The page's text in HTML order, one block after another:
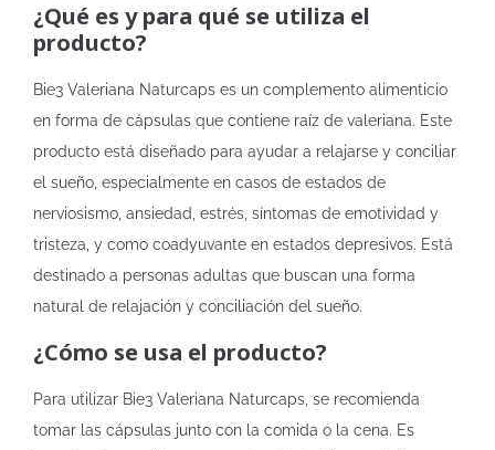
¿Qué es y para qué se utiliza el
producto?
Bie3 Valeriana Naturcaps es un complemento alimenticio
en forma de cápsulas que contiene raíz de valeriana. Este
producto está diseñado para ayudar a relajarse y conciliar
el sueño, especialmente en casos de estados de
nerviosismo, ansiedad, estrés, síntomas de emotividad y
tristeza, y como coadyuvante en estados depresivos. Está
destinado a personas adultas que buscan una forma
natural de relajación y conciliación del sueño.
¿Cómo se usa el producto?
Para utilizar Bie3 Valeriana Naturcaps, se recomienda
tomar las cápsulas junto con la comida o la cena. Es